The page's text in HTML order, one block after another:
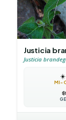
Justicia
Justicia
☀️
MI-
❄️